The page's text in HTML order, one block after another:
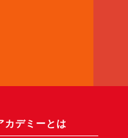
カデミーとは